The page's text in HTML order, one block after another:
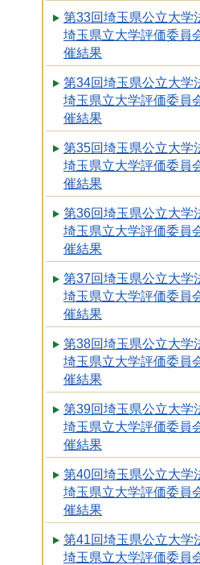
第33回埼玉県公立大学
埼玉県立大学評価委員
催結果
第34回埼玉県公立大学
埼玉県立大学評価委員
催結果
第35回埼玉県公立大学
埼玉県立大学評価委員
催結果
第36回埼玉県公立大学
埼玉県立大学評価委員
催結果
第37回埼玉県公立大学
埼玉県立大学評価委員
催結果
第38回埼玉県公立大学
埼玉県立大学評価委員
催結果
第39回埼玉県公立大学
埼玉県立大学評価委員
催結果
第40回埼玉県公立大学
埼玉県立大学評価委員
催結果
第41回埼玉県公立大学
埼玉県立大学評価委員